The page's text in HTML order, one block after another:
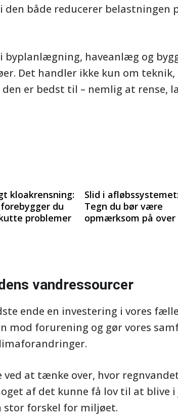
både reducerer belastningen
haveanlæg og
Det handler ikke kun om teknik,
er bedst til – nemlig at rense,
kloakrensning:
du
problemer
Slid i
Tegn du bør være
opmærksom på
vandressourcer
ende en investering i vores
mod forurening og gør vores
ved at tænke over, hvor
af det kunne få lov til at blive
stor forskel for miljøet.